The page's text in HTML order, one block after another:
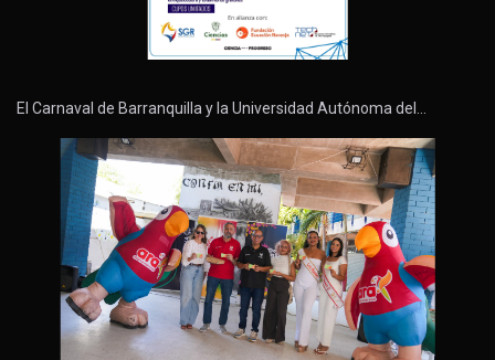
El Carnaval de Barranquilla y la Universidad Autónoma del…